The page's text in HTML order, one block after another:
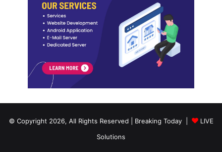
© Copyright 2026, All Rights Reserved | Breaking Today |
LIVE
Solutions